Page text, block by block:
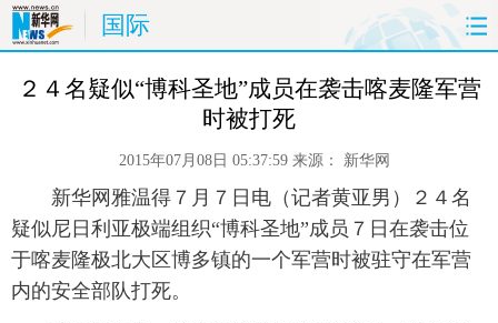
国际
首页 时政 国际 财经
时尚 思客 地方 法治
港澳 台湾 华人 汽车
２４名疑似“博科圣地”成员在袭击喀麦隆军营
时被打死
2015年07月08日 05:37:59 来源： 新华网
新华网雅温得７月７日电（记者黄亚男）２４名
疑似尼日利亚极端组织“博科圣地”成员７日在袭击位
于喀麦隆极北大区博多镇的一个军营时被驻守在军营
内的安全部队打死。